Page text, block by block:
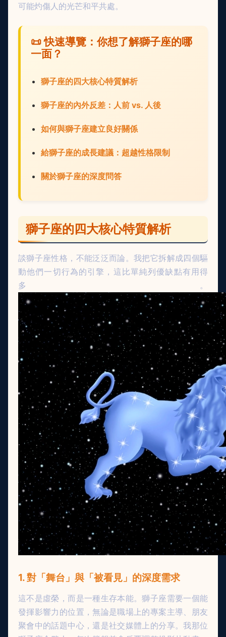
可能灼傷人的光芒和平共處。
📜 快速導覽：你想了解獅子座的哪
一面？
獅子座的四大核心特質解析
獅子座的內外反差：人前 vs. 人後
如何與獅子座建立良好關係
給獅子座的成長建議：超越性格限制
關於獅子座的深度問答
獅子座的四大核心特質解析
談獅子座性格，不能泛泛而論。我把它拆解成四個驅
動他們一切行為的引擎，這比單純列優缺點有用得
多。
1. 對「舞台」與「被看見」的深度需求
這不是虛榮，而是一種生存本能。獅子座需要一個能
發揮影響力的位置，無論是職場上的專案主導、朋友
聚會中的話題中心，還是社交媒體上的分享。我那位